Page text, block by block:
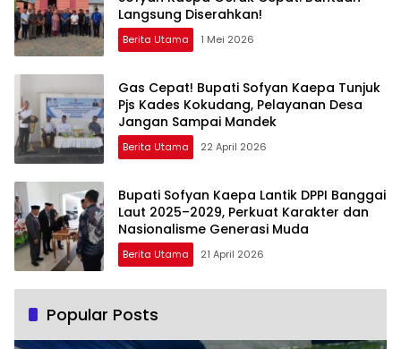
Langsung Diserahkan!
Berita Utama 1 Mei 2026
Gas Cepat! Bupati Sofyan Kaepa Tunjuk
Pjs Kades Kokudang, Pelayanan Desa
Jangan Sampai Mandek
Berita Utama 22 April 2026
Bupati Sofyan Kaepa Lantik DPPI Banggai
Laut 2025–2029, Perkuat Karakter dan
Nasionalisme Generasi Muda
Berita Utama 21 April 2026
Popular Posts